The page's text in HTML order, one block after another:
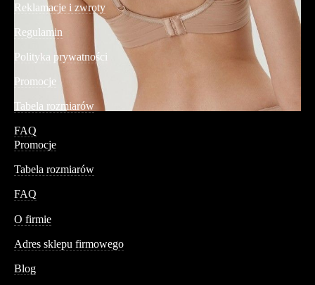
Reklamacje i zwroty
Regulamin
Polityka prywatności
Promocje
Tabela rozmiarów
FAQ
Promocje
Tabela rozmiarów
FAQ
O firmie
Adres sklepu firmowego
Blog